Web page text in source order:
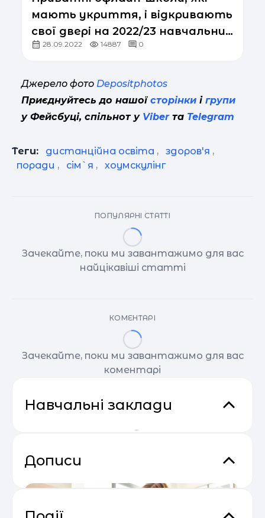
мають укриття, і відкривають
свої двері на 2022/23 навчальний
рік28.09.2022 14887 0
Джерело фото Depositphotos
Приєднуйтесь до нашоїсторінки ігрупи
у Фейсбуці, спільнот уViberта Telegram
Теги: дистанційна освіта , здоров'я ,
поради , сім`я , хоумскулінг
ПОПУЛЯРНІ СТАТТІ
Зачекайте, поки ми завантажимо для вас
найцікавіші статті
КОМЕНТАРІ
Зачекайте, поки ми завантажимо для вас
коментарі
Навчальні заклади
Дописи